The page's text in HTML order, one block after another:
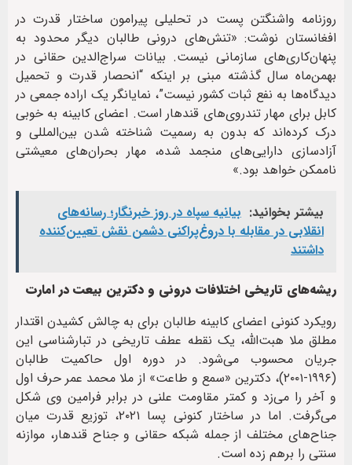
روزنامه واشنگتن پست در تحلیلی پیرامون ساختار قدرت در
افغانستان نوشت: «تنش‌های درونی طالبان دیگر محدود به
پنهان‌کاری‌های سازمانی نیست. بیانات سراج‌الدین حقانی در
بهمن‌ماه سال گذشته مبنی بر اینکه “انحصار قدرت و تحمیل
دیدگاه‌ها به نفع ثبات کشور نیست”، نمایانگر یک اراده جمعی در
کابل برای مهار تندروی‌های قندهار است. اعضای کابینه به خوبی
درک کرده‌اند که بدون به رسمیت شناخته شدن بین‌المللی و
آزادسازی دارایی‌های منجمد شده، مهار بحران‌های معیشتی
ناممکن خواهد بود.»
بیشتر بخوانید: بیانیه سپاه در روز خبرنگار؛ رسانه‌های
انقلابی در مقابله با دروغ‌پراکنی دشمن نقش تعیین‌کننده
داشتند
ریشه‌های تاریخی اختلافات درونی و دکترین بیعت در امارت
رویکرد کنونی اعضای کابینه طالبان برای به چالش کشیدن اقتدار
مطلق ملا هبت‌الله، یک نقطه عطف تاریخی در تبارشناسی این
جریان محسوب می‌شود. در دوره اول حاکمیت طالبان
(۱۹۹۶-۲۰۰۱)، دکترین «سمع و طاعت» از ملا محمد عمر حرف اول
و آخر را می‌زد و کمتر مقاومت علنی در برابر فرامین وی شکل
می‌گرفت. اما در ساختار کنونی پسا ۲۰۲۱، توزیع قدرت میان
جناح‌های مختلف از جمله شبکه حقانی و جناح قندهار، موازنه
سنتی را برهم زده است.